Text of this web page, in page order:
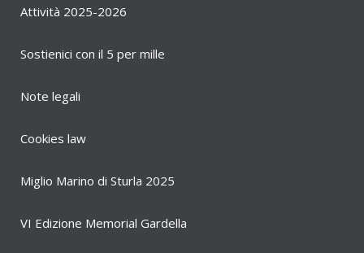
Attività 2025-2026
Sostienici con il 5 per mille
Note legali
Cookies law
Miglio Marino di Sturla 2025
VI Edizione Memorial Gardella